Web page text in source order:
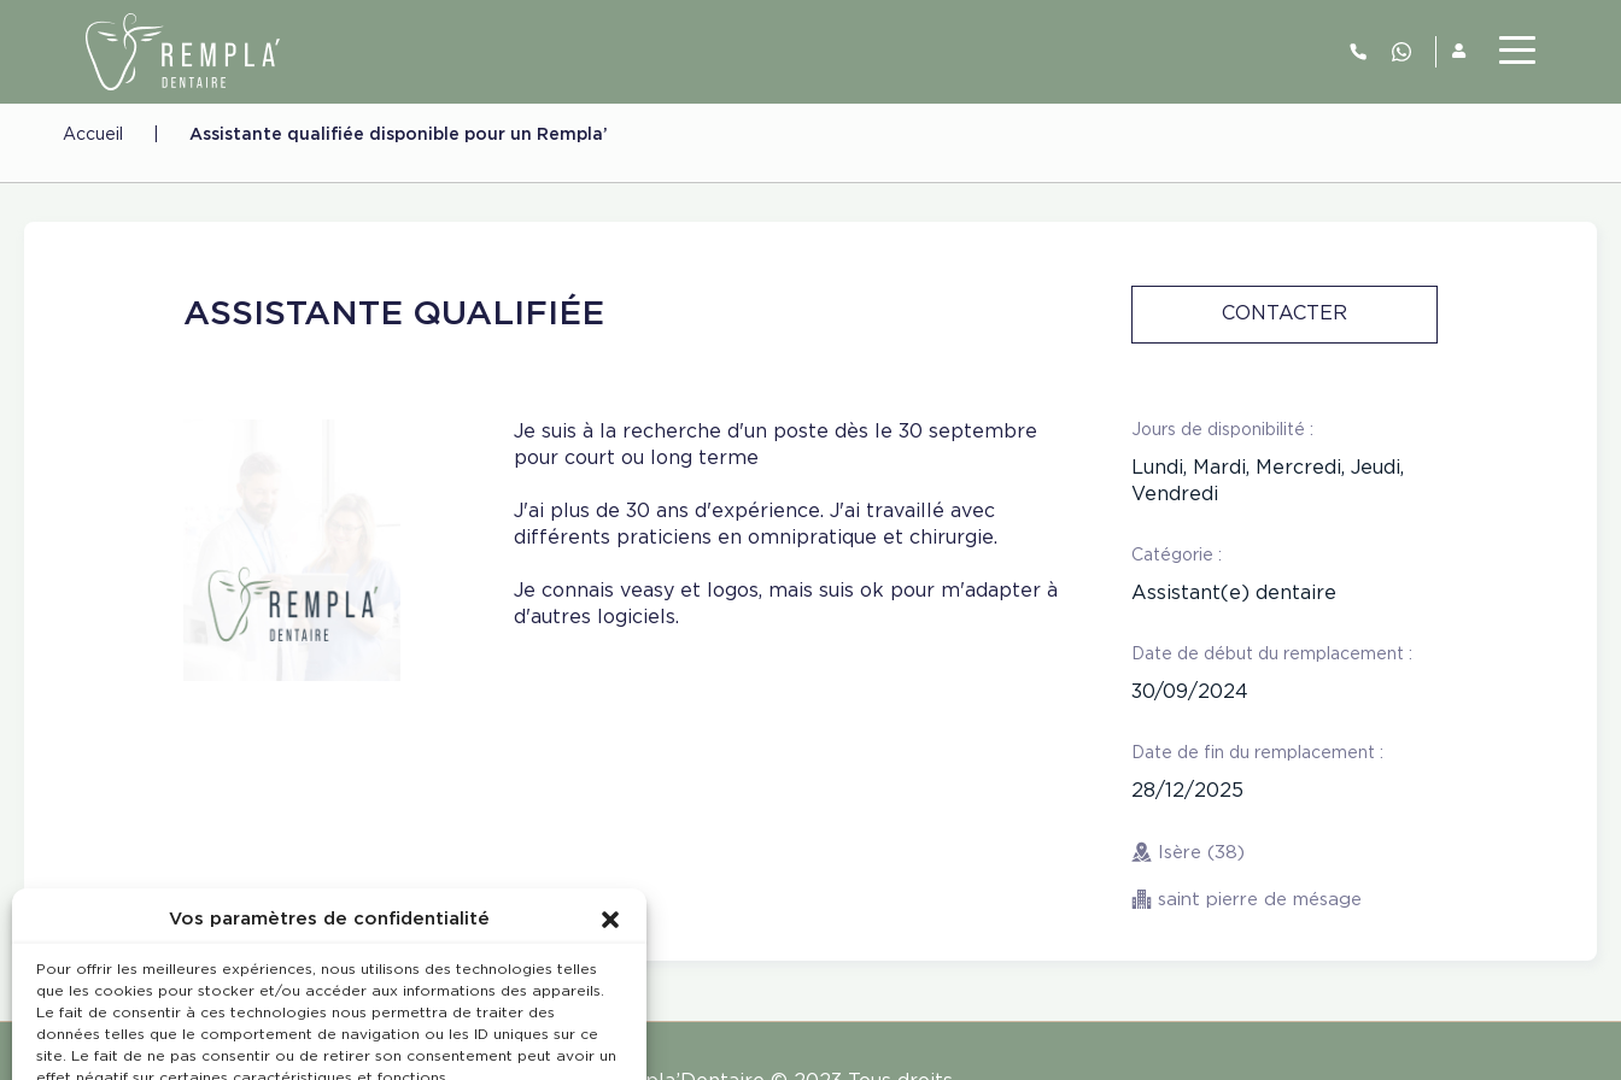
Vos paramètres de confidentialité
Pour offrir les meilleures expériences, nous utilisons des technologies telles
que les cookies pour stocker et/ou accéder aux informations des appareils.
Le fait de consentir à ces technologies nous permettra de traiter des
données telles que le comportement de navigation ou les ID uniques sur ce
site. Le fait de ne pas consentir ou de retirer son consentement peut avoir un
06.52.63.77.73
Accueil Assistante qualifiée disponible pour un Rempla’
ASSISTANTE QUALIFIÉE CONTACTER
Je suis à la recherche d'un poste dès le 30 septembre
pour court ou long terme
J'ai plus de 30 ans d'expérience. J'ai travaillé avec
différents praticiens en omnipratique et chirurgie.
Je connais veasy et logos, mais suis ok pour m'adapter à
d'autres logiciels.
Jours de disponibilité :
Lundi, Mardi, Mercredi, Jeudi,
Vendredi
Catégorie :
Assistant(e) dentaire
Date de début du remplacement :
30/09/2024
Date de fin du remplacement :
28/12/2025
Isère (38)
saint pierre de mésage